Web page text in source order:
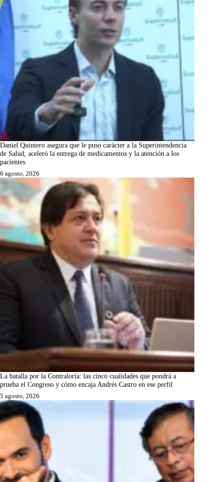
Daniel Quintero asegura que le puso carácter a la Superintendencia
de Salud, aceleró la entrega de medicamentos y la atención a los
pacientes
6 agosto, 2026
La batalla por la Contraloría: las cinco cualidades que pondrá a
prueba el Congreso y cómo encaja Andrés Castro en ese perfil
5 agosto, 2026